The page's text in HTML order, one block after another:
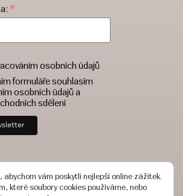
*
osobních údajů
formuláře souhlasím
osobních údajů a
sdělení
abychom vám poskytli nejlepší online zážitek.
které soubory cookies používáme, nebo